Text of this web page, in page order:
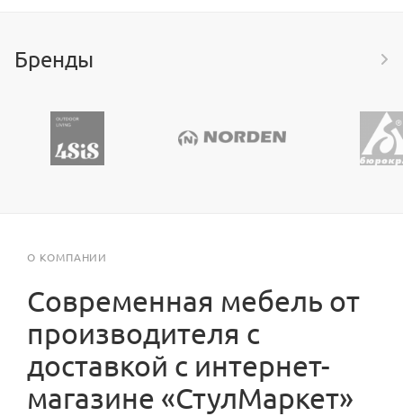
Бренды
О КОМПАНИИ
Современная мебель от
производителя с
доставкой с интернет-
магазине «СтулМаркет»